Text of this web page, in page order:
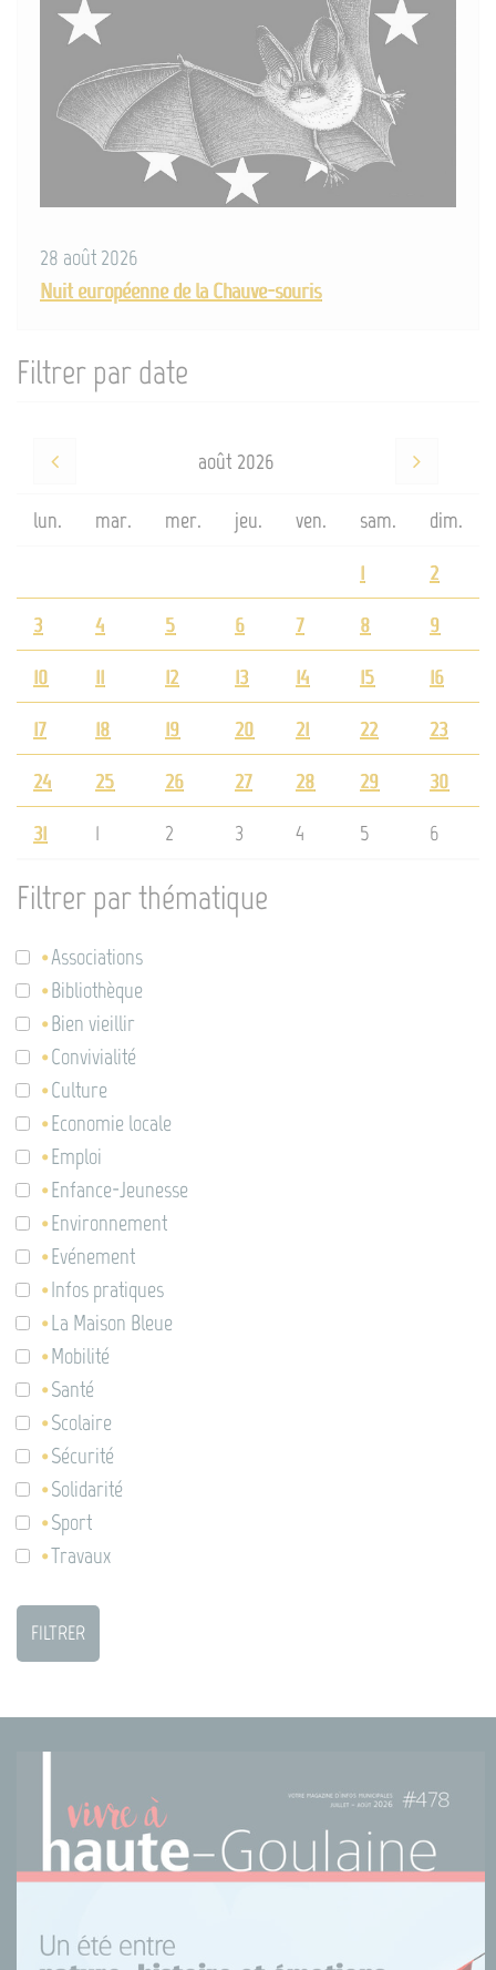
28 août 2026
Nuit européenne de la Chauve-souris
Filtrer par date
août 2026
lun. mar. mer. jeu. ven. sam.
dim.
1
2
3
4 5 6 7 8
9
10
11 12 13 14 15
16
17
18 19 20 21 22
23
24
25 26 27 28 29
30
31
1 2 3 4 5 6
Filtrer par thématique
Associations
Bibliothèque
Bien vieillir
Convivialité
Culture
Economie locale
Emploi
Enfance-Jeunesse
Environnement
Evénement
Infos pratiques
La Maison Bleue
Mobilité
Santé
Scolaire
Sécurité
Solidarité
Sport
Travaux